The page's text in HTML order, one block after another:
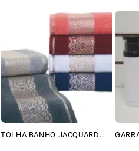
TOLHA BANHO JACQUARD